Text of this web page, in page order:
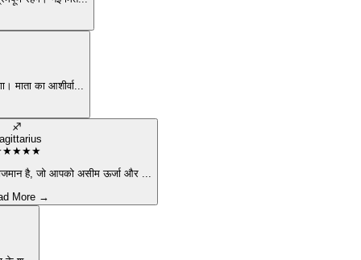
माता का आशीर्वा...
♐
★★★★
है, जो आपको असीम ऊर्जा और
More →